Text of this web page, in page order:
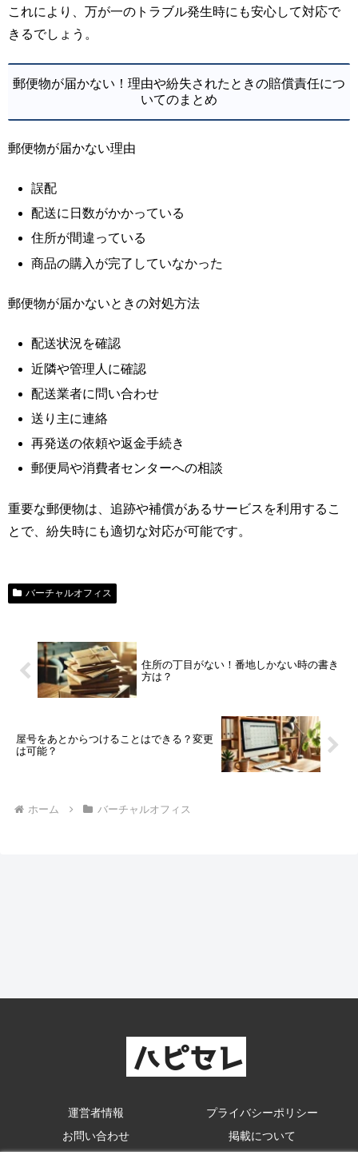
これにより、万が一のトラブル発生時にも安心して対応で
きるでしょう。
郵便物が届かない！理由や紛失されたときの賠償責任につ
いてのまとめ
郵便物が届かない理由
誤配
配送に日数がかかっている
住所が間違っている
商品の購入が完了していなかった
郵便物が届かないときの対処方法
配送状況を確認
近隣や管理人に確認
配送業者に問い合わせ
送り主に連絡
再発送の依頼や返金手続き
郵便局や消費者センターへの相談
重要な郵便物は、追跡や補償があるサービスを利用するこ
とで、紛失時にも適切な対応が可能です。
バーチャルオフィス
住所の丁目がない！番地しかない時の書き
方は？
屋号をあとからつけることはできる？変更
は可能？
ホーム バーチャルオフィス
運営者情報
プライバシーポリシー
お問い合わせ
掲載について